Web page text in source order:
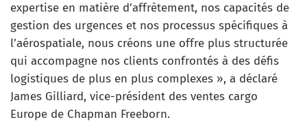
expertise en matière d’affrètement, nos capacités de
gestion des urgences et nos processus spécifiques à
l’aérospatiale, nous créons une offre plus structurée
qui accompagne nos clients confrontés à des défis
logistiques de plus en plus complexes », a déclaré
James Gilliard, vice-président des ventes cargo
Europe de Chapman Freeborn.